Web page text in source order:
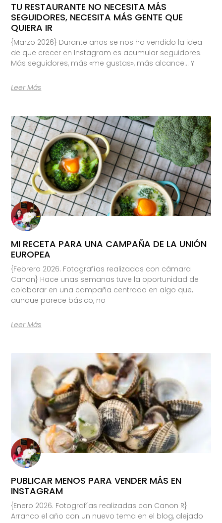
TU RESTAURANTE NO NECESITA MÁS
SEGUIDORES, NECESITA MÁS GENTE QUE
QUIERA IR
{Marzo 2026} Durante años se nos ha vendido la idea
de que crecer en Instagram es acumular seguidores.
Más seguidores, más «me gustas», más alcance… Y
Leer Más
MI RECETA PARA UNA CAMPAÑA DE LA UNIÓN
EUROPEA
{Febrero 2026. Fotografías realizadas con cámara
Canon} Hace unas semanas tuve la oportunidad de
colaborar en una campaña centrada en algo que,
aunque parece básico, no
Leer Más
PUBLICAR MENOS PARA VENDER MÁS EN
INSTAGRAM
{Enero 2026. Fotografías realizadas con Canon R}
Arranco el año con un nuevo tema en el blog, alejado